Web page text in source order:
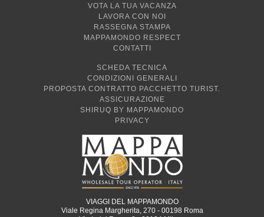
VOTA LA TUA VACANZA
LAVORA CON NOI
RASSEGNA STAMPA
MAPPAMONDO RESPECT
CONTATTI
SCHEDA TECNICA
CONDIZIONI GENERALI
PROPOSTA CONTRATTO PACCHETTO TURIST.
ASSICURAZIONE
SHIRUQ BY MAPPAMONDO
PRIVACY
VIAGGI DEL MAPPAMONDO
Viale Regina Margherita, 270 - 00198 Roma